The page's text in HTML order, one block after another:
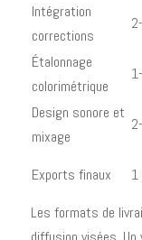
Intégration
corrections
Étalonnage
colorimétrique
Design sonore et
mixage
Exports finaux
1
Les formats de